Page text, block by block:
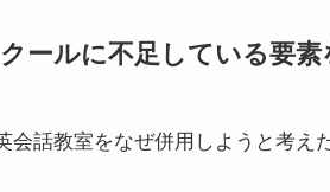
ールに不足している要素
会話教室をなぜ併用しようと考え